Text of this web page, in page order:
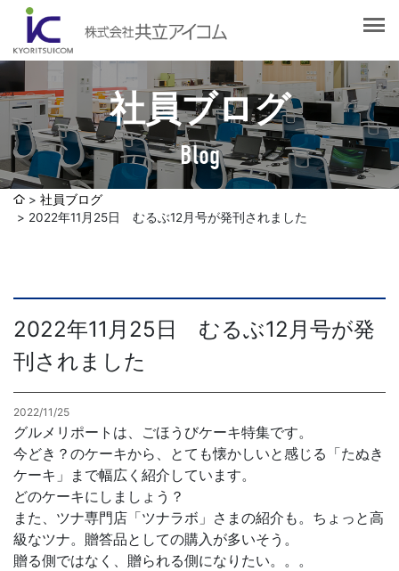
社員ブログ
Blog
会社概要
社長挨拶
企業理念
沿革
認証取得
選ばれる理由
サービス紹介
Web制作・ホームページ制作
発送代行・全国流通（ロジスティクス）
デジタルコンテンツ制作・撮影・その他
社員ブログ
お問合せ
社員ブログ
2022年11月25日 むるぶ12月号が発刊されました
2022年11月25日 むるぶ12月号が発
刊されました
2022/11/25
グルメリポートは、ごほうびケーキ特集です。
今どき？のケーキから、とても懐かしいと感じる「たぬき
ケーキ」まで幅広く紹介しています。
どのケーキにしましょう？
また、ツナ専門店「ツナラボ」さまの紹介も。ちょっと高
級なツナ。贈答品としての購入が多いそう。
贈る側ではなく、贈られる側になりたい。。。